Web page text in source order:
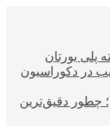
پلی یورتان
در دکوراسیون
چطور دقیق‌ترین